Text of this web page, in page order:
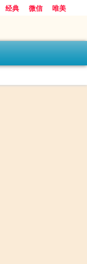
经典 微信
唯美